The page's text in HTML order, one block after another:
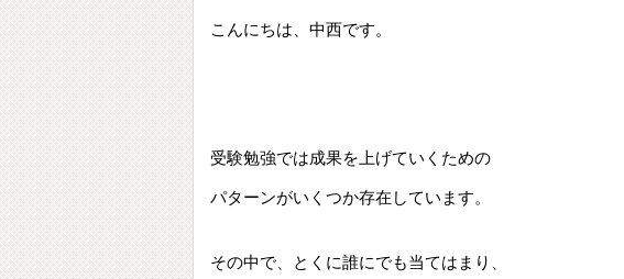
こんにちは、中西です。
受験勉強では成果を上げていくための
パターンがいくつか存在しています。
その中で、とくに誰にでも当てはまり、